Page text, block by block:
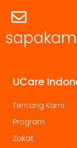
UCare
Tentang Kami
Program
Zakat